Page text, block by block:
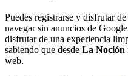
Puedes registrarse y disfrutar de
navegar sin anuncios de
disfrutar de una experiencia
sabiendo que desde La Noción
web.